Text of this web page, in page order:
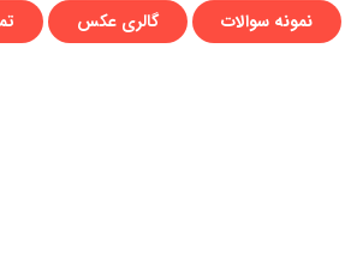
نمونه سوالات
گالری عکس